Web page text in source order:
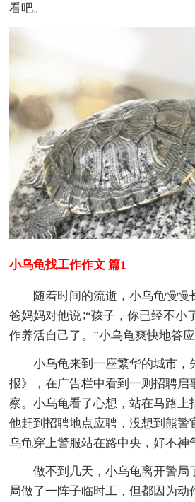
看吧。
小乌龟找工作作文 篇1
随着时间的流逝，小乌龟慢慢
爸妈妈对他说∶“孩子，你已经不小
作养活自己了。”小乌龟爽快地答应
小乌龟来到一座繁华的城市，
报》，在广告栏中看到一则招聘启
察。小乌龟看了心想，站在马路上
他赶到招聘地点应聘，没想到熊警
乌龟穿上警服站在路中央，好不神
做不到几天，小乌龟离开警局
局做了一阵子临时工，但都因为动